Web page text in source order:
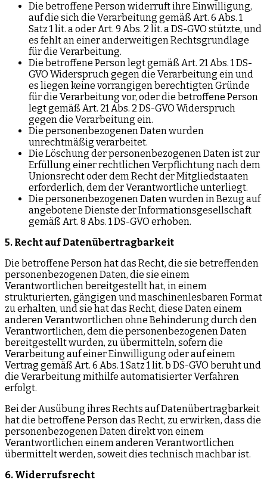
Die betroffene Person widerruft ihre Einwilligung,
auf die sich die Verarbeitung gemäß Art. 6 Abs. 1
Satz 1 lit. a oder Art. 9 Abs. 2 lit. a DS-GVO stützte, und
es fehlt an einer anderweitigen Rechtsgrundlage
für die Verarbeitung.
Die betroffene Person legt gemäß Art. 21 Abs. 1 DS-
GVO Widerspruch gegen die Verarbeitung ein und
es liegen keine vorrangigen berechtigten Gründe
für die Verarbeitung vor, oder die betroffene Person
legt gemäß Art. 21 Abs. 2 DS-GVO Widerspruch
gegen die Verarbeitung ein.
Die personenbezogenen Daten wurden
unrechtmäßig verarbeitet.
Die Löschung der personenbezogenen Daten ist zur
Erfüllung einer rechtlichen Verpflichtung nach dem
Unionsrecht oder dem Recht der Mitgliedstaaten
erforderlich, dem der Verantwortliche unterliegt.
Die personenbezogenen Daten wurden in Bezug auf
angebotene Dienste der Informationsgesellschaft
gemäß Art. 8 Abs. 1 DS-GVO erhoben.
5. Recht auf Datenübertragbarkeit
Die betroffene Person hat das Recht, die sie betreffenden
personenbezogenen Daten, die sie einem
Verantwortlichen bereitgestellt hat, in einem
strukturierten, gängigen und maschinenlesbaren Format
zu erhalten, und sie hat das Recht, diese Daten einem
anderen Verantwortlichen ohne Behinderung durch den
Verantwortlichen, dem die personenbezogenen Daten
bereitgestellt wurden, zu übermitteln, sofern die
Verarbeitung auf einer Einwilligung oder auf einem
Vertrag gemäß Art. 6 Abs. 1 Satz 1 lit. b DS-GVO beruht und
die Verarbeitung mithilfe automatisierter Verfahren
erfolgt.
Bei der Ausübung ihres Rechts auf Datenübertragbarkeit
hat die betroffene Person das Recht, zu erwirken, dass die
personenbezogenen Daten direkt von einem
Verantwortlichen einem anderen Verantwortlichen
übermittelt werden, soweit dies technisch machbar ist.
6. Widerrufsrecht